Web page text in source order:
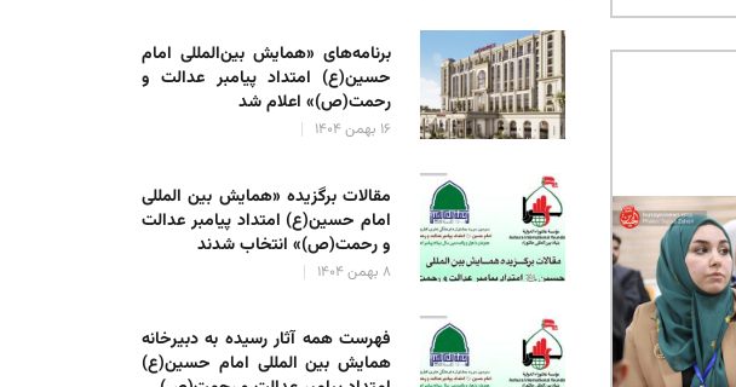
برنامه‌های «همایش بین‌المللی امام
حسین(ع) امتداد پیامبر عدالت و
رحمت(ص)» اعلام شد
۱۶ بهمن ۱۴۰۴
مقالات برگزیده «همایش بین المللی
امام حسین(ع) امتداد پیامبر عدالت
و رحمت(ص)» انتخاب شدند
۸ بهمن ۱۴۰۴
فهرست همه آثار رسیده به دبیرخانه
همایش بین المللی امام حسین(ع)